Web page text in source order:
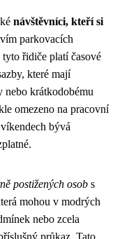
návštěvníci, kteří si
parkovacích
řidiče platí časové
které mají
krátkodobému
omezeno na pracovní
bývá
postižených osob s
mohou v modrých
nebo zcela
průkaz. Tato